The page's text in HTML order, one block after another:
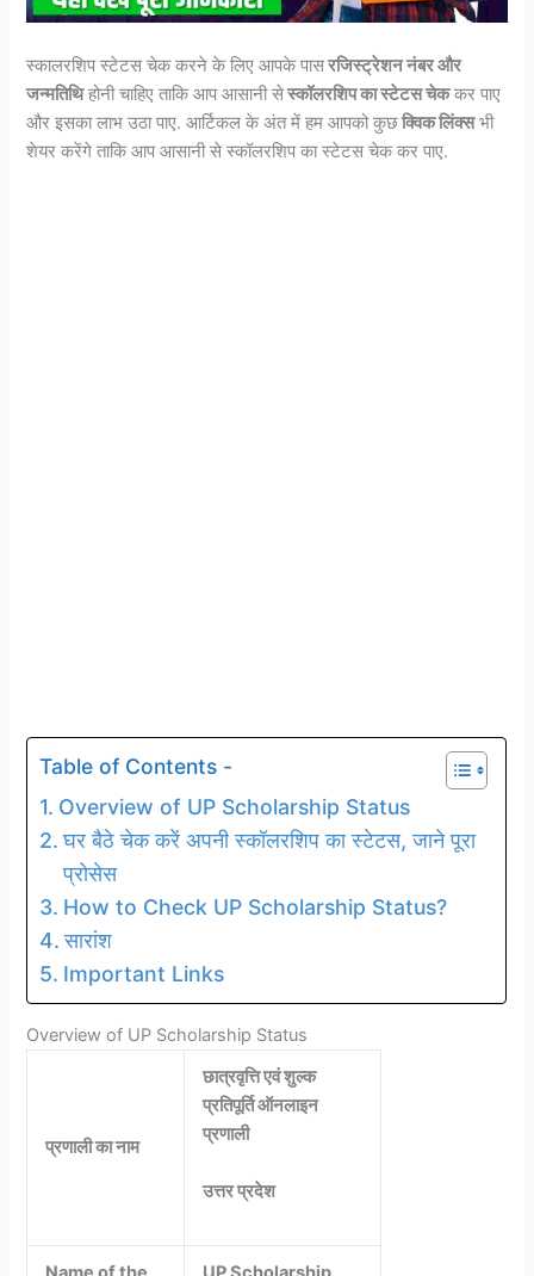
स्कालरशिप स्टेटस चेक करने के लिए आपके पासरजिस्ट्रेशन नंबर और
जन्मतिथिहोनी चाहिए ताकि आप आसानी सेस्कॉलरशिप का स्टेटस चेककर पाए
और इसका लाभ उठा पाए. आर्टिकल के अंत में हम आपको कुछक्विक लिंक्सभी
शेयर करेंगे ताकि आप आसानी से स्कॉलरशिप का स्टेटस चेक कर पाए.
Table of Contents -
Overview of UP Scholarship Status
घर बैठे चेक करें अपनी स्कॉलरशिप का स्टेटस, जाने पूरा
प्रोसेस
How to Check UP Scholarship Status?
सारांश
Important Links
Overview of UP Scholarship Status
प्रणाली का नाम
छात्रवृत्ति एवं शुल्क
प्रतिपूर्ति ऑनलाइन
प्रणाली
उत्तर प्रदेश